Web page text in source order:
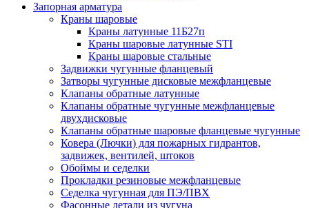
Запорная арматура
Краны шаровые
Краны латунные 11Б27п
Краны шаровые латунные STI
Краны шаровые стальные
Задвижки чугунные фланцевый
Затворы чугунные дисковые межфланцевые
Клапаны обратные латунные
Клапаны обратные чугунные межфланцевые
двухдисковые
Клапаны обратные шаровые фланцевые чугунные
Ковера (Лючки) для пожарных гидрантов,
задвижек, вентилей, штоков
Обоймы и седелки
Прокладки резиновые межфланцевые
Седелка чугунная для ПЭ/ПВХ
Фасонные детали из чугуна